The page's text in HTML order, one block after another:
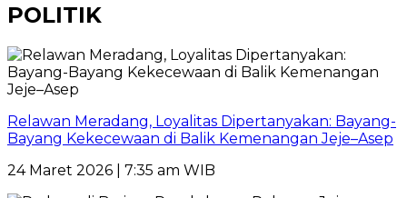
POLITIK
Relawan Meradang, Loyalitas Dipertanyakan: Bayang-
Bayang Kekecewaan di Balik Kemenangan Jeje–Asep
24 Maret 2026 | 7:35 am WIB